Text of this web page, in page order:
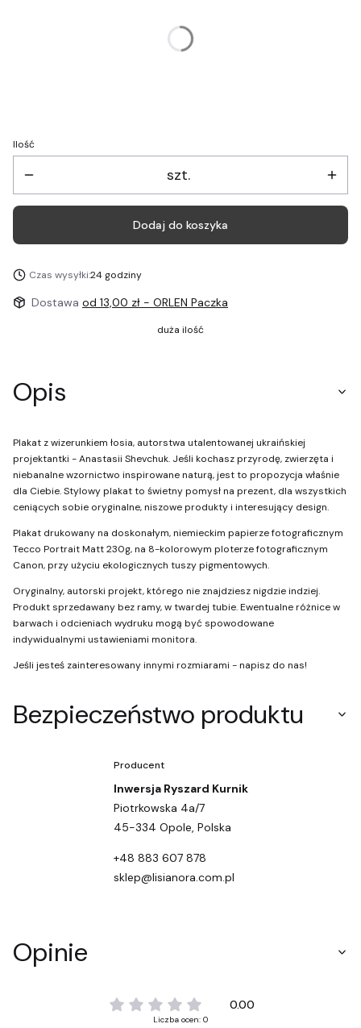
Ilość
szt.
Dodaj do koszyka
Czas wysyłki:24 godziny
Dostawa od 13,00 zł - ORLEN Paczka
duża ilość
Opis
Plakat z wizerunkiem łosia, autorstwa utalentowanej ukraińskiej
projektantki - Anastasii Shevchuk. Jeśli kochasz przyrodę, zwierzęta i
niebanalne wzornictwo inspirowane naturą, jest to propozycja właśnie
dla Ciebie. Stylowy plakat to świetny pomysł na prezent, dla wszystkich
ceniących sobie oryginalne, niszowe produkty i interesujący design.
Plakat drukowany na doskonałym, niemieckim papierze fotograficznym
Tecco Portrait Matt 230g, na 8-kolorowym ploterze fotograficznym
Canon, przy użyciu ekologicznych tuszy pigmentowych.
Oryginalny, autorski projekt, którego nie znajdziesz nigdzie indziej.
Produkt sprzedawany bez ramy, w twardej tubie. Ewentualne różnice w
barwach i odcieniach wydruku mogą być spowodowane
indywidualnymi ustawieniami monitora.
Jeśli jesteś zainteresowany innymi rozmiarami - napisz do nas!
Bezpieczeństwo produktu
Producent
Inwersja Ryszard Kurnik
Piotrkowska 4a/7
45-334 Opole, Polska
+48 883 607 878
sklep@lisianora.com.pl
Opinie
0.00
Liczba ocen: 0